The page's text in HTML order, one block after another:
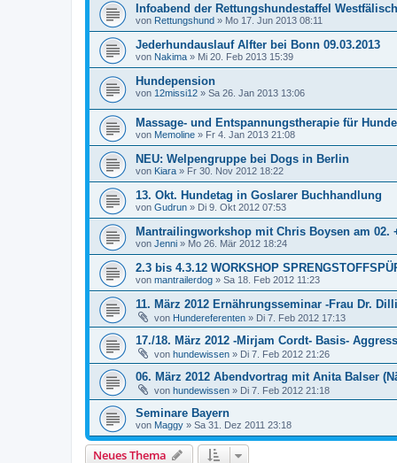
Infoabend der Rettungshundestaffel
von Rettungshund » Mo 17. Jun 2013 08:11
Jederhundauslauf Alfter bei Bonn 09.03.2013
von Nakima » Mi 20. Feb 2013 15:39
Hundepension
von 12missi12 » Sa 26. Jan 2013 13:06
Massage- und Entspannungstherapie für Hunde
von Memoline » Fr 4. Jan 2013 21:08
NEU: Welpengruppe bei Dogs in Berlin
von Kiara » Fr 30. Nov 2012 18:22
13. Okt. Hundetag in Goslarer Buchhandlung
von Gudrun » Di 9. Okt 2012 07:53
Mantrailingworkshop mit Chris Boysen am 02.
von Jenni » Mo 26. Mär 2012 18:24
2.3 bis 4.3.12 WORKSHOP
von mantrailerdog » Sa 18. Feb 2012 11:23
11. März 2012 Ernährungsseminar -Frau Dr.
von Hundereferenten » Di 7. Feb 2012 17:13
17./18. März 2012 -Mirjam Cordt- Basis-
von hundewissen » Di 7. Feb 2012 21:26
06. März 2012 Abendvortrag mit Anita Balser
von hundewissen » Di 7. Feb 2012 21:18
Seminare Bayern
von Maggy » Sa 31. Dez 2011 23:18
Neues Thema